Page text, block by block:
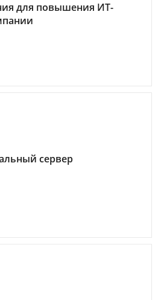
для повышения ИТ-
сервер